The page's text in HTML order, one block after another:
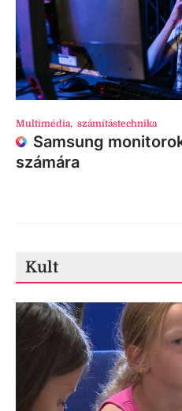
Multimédia, számítástechnika
Samsung
számára
Kult